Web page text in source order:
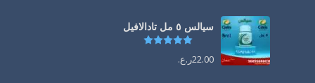
سيالس ٥ مل تادالافيل
22.00ر.ع.